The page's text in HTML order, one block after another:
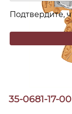
35-0681-17-
Подтвердите,